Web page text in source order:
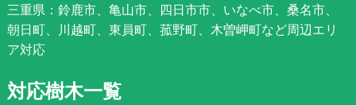
三重県：鈴鹿市、亀山市、四日市市、いなべ市、桑名市、
朝日町、川越町、東員町、菰野町、木曽岬町など周辺エリ
ア対応
対応樹木一覧